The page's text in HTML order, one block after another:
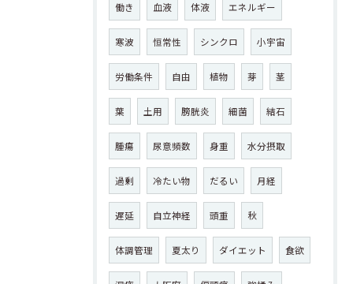
働き 血液 体液 エネルギー
寒波 恒常性 シンクロ 小宇宙
労働条件 自由 植物 芽 茎
葉 土用 膀胱炎 細菌 結石
腫瘍 尿意頻数 身重 水分摂取
過剰 冷たい物 だるい 月経
遅延 自立神経 頭重 秋
体調管理 夏太り ダイエット 食欲